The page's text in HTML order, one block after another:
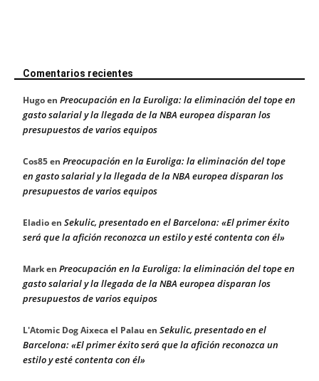
Comentarios recientes
Hugoen Preocupación en la Euroliga: la eliminación del tope en
gasto salarial y la llegada de la NBA europea disparan los
presupuestos de varios equipos
Cos85en Preocupación en la Euroliga: la eliminación del tope
en gasto salarial y la llegada de la NBA europea disparan los
presupuestos de varios equipos
Eladioen Sekulic, presentado en el Barcelona: «El primer éxito
será que la afición reconozca un estilo y esté contenta con él»
Marken Preocupación en la Euroliga: la eliminación del tope en
gasto salarial y la llegada de la NBA europea disparan los
presupuestos de varios equipos
L'Atomic Dog Aixeca el Palau en Sekulic, presentado en el
Barcelona: «El primer éxito será que la afición reconozca un
estilo y esté contenta con él»